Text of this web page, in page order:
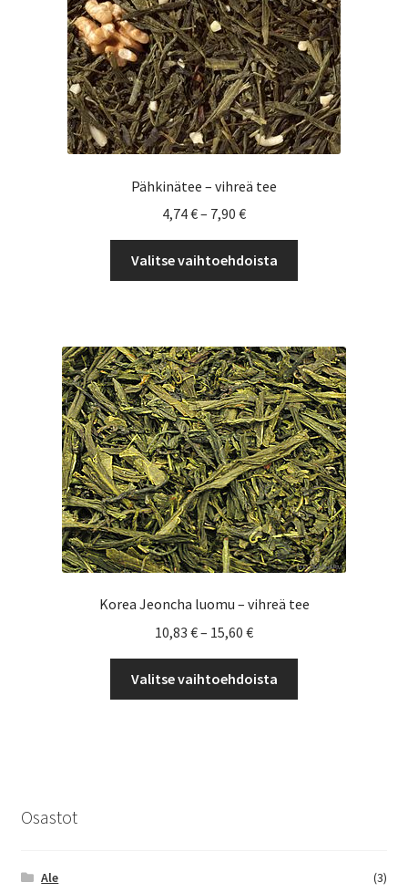
valinnat
tuotteen
sivulla.
Pähkinätee – vihreä tee
4,74€– 7,90 €Hintaluokka:
4,74 €
-
7,90 €
Valitse vaihtoehdoista
Voit
tehdä
valinnat
tuotteen
sivulla.
Korea Jeoncha luomu – vihreä tee
10,83 €– 15,60 €Hintaluokka:
10,83 €
-
15,60 €
Valitse vaihtoehdoista
Osastot
Ale
(3)